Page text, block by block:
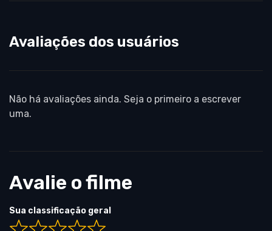
Avaliações dos usuários
Não há avaliações ainda. Seja o primeiro a escrever
uma.
Avalie o filme
Sua classificação geral